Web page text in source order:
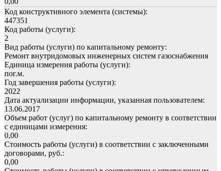
Код конструктивного элемента (системы):
447351
Код работы (услуги):
2
Вид работы (услуги) по капитальному ремонту:
Ремонт внутридомовых инженерных систем газоснабжения
Единица измерения работы (услуги):
пог.м.
Год завершения работы (услуги):
2022
Дата актуализации информации, указанная пользователем:
13.06.2017
Объем работ (услуг) по капитальному ремонту в соответствии
с единицами измерения:
0,00
Стоимость работы (услуги) в соответствии с заключенными
договорами, руб.:
0,00